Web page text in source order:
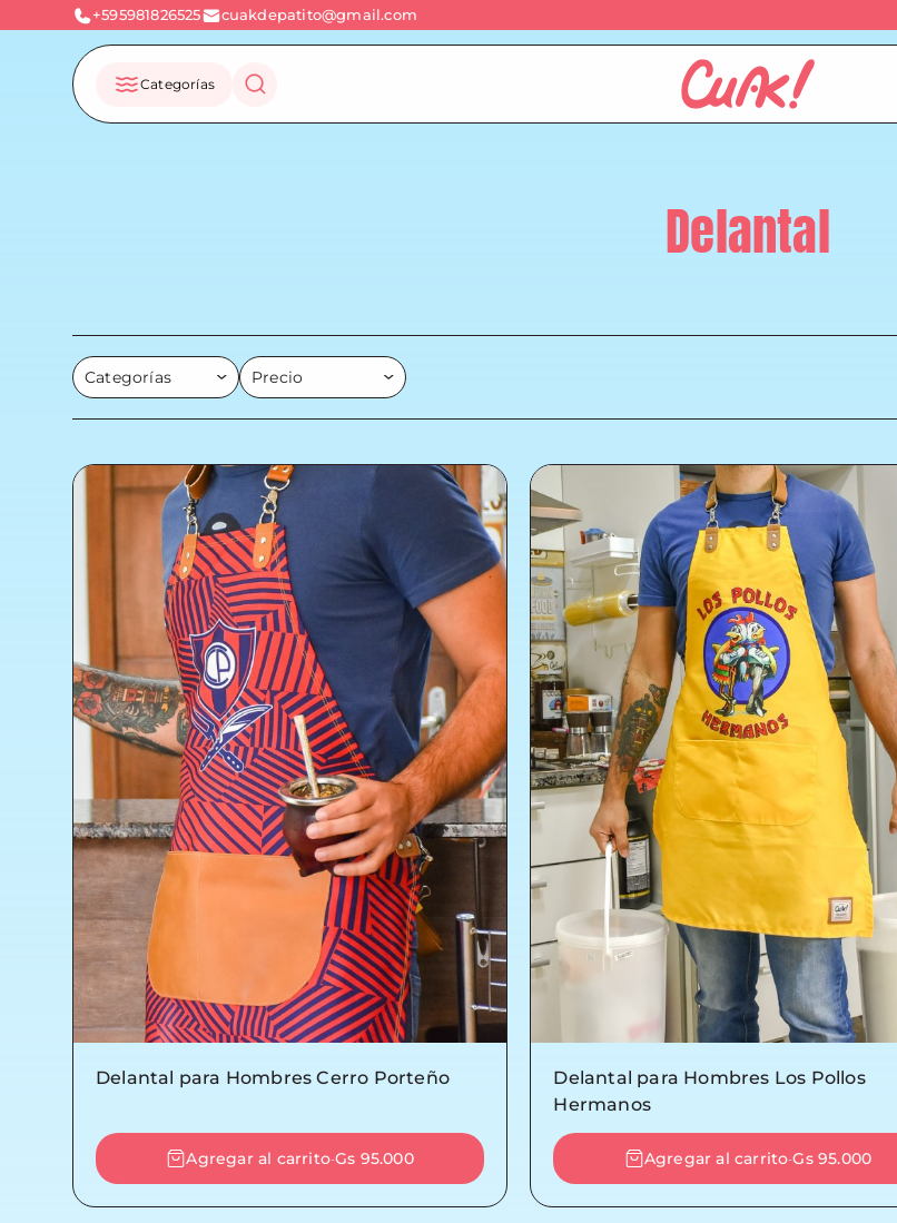
+595981826525 cuakdepatito@gmail.com
Categorías
Delantal
Categorías
Bandolera
Billetera
Cartuchera
Delantal
Lonchera
Maternal
Mochila
Organizadores
PortaNotebook
Termos
Sport
Porta Hoppies
Parches
Precio
Hasta Gs. 800.000
Hasta Gs. 1.000.000
Delantal para Hombres Cerro Porteño
Agregar al carrito-Gs 95.000
Delantal para Hombres Los Pollos
Hermanos
Agregar al carrito-Gs 95.000